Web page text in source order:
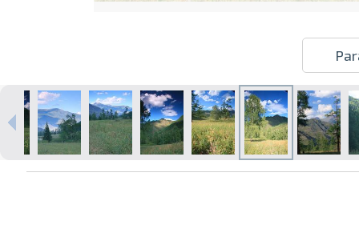
Izdrukas 1h laikā Rīgā – pasūtiet
Dažādi formāti un papīra veidi
jūsu foto
Piegāde visā Latvijā vai
saņemšana klātienē